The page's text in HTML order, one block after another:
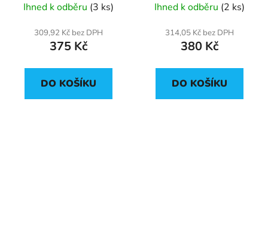
Ihned k odběru (3 ks)
309,92 Kč bez DPH
375 Kč
DO KOŠÍKU
Ihned k odběru (2 ks)
314,05 Kč bez DPH
380 Kč
DO KOŠÍKU